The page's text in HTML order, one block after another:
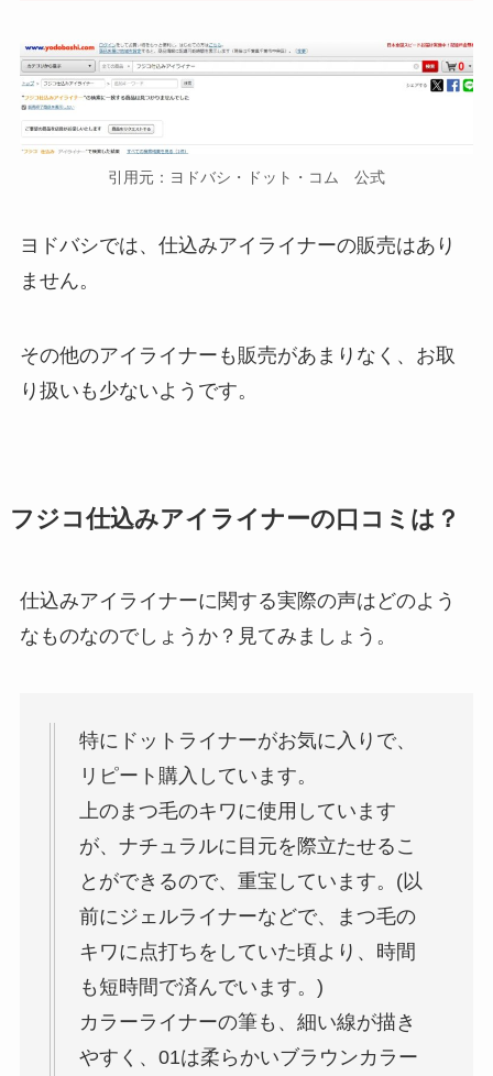
引用元：ヨドバシ・ドット・コム 公式
ヨドバシでは、仕込みアイライナーの販売はあり
ません。
その他のアイライナーも販売があまりなく、お取
り扱いも少ないようです。
フジコ仕込みアイライナーの口コミは？
仕込みアイライナーに関する実際の声はどのよう
なものなのでしょうか？見てみましょう。
特にドットライナーがお気に入りで、
リピート購入しています。
上のまつ毛のキワに使用しています
が、ナチュラルに目元を際立たせるこ
とができるので、重宝しています。(以
前にジェルライナーなどで、まつ毛の
キワに点打ちをしていた頃より、時間
も短時間で済んでいます。)
カラーライナーの筆も、細い線が描き
やすく、01は柔らかいブラウンカラー